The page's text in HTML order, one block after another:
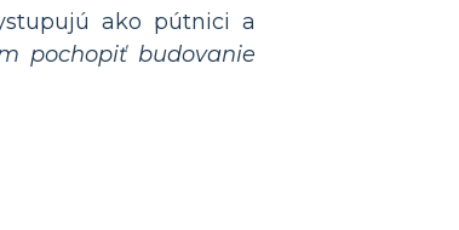
ako pútnici a
pochopiť budovanie